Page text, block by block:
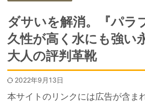
ダサいを解消。『パラ
久性が高く水にも強い
大人の評判革靴
2022年9月13日
本サイトのリンクには広告が含ま